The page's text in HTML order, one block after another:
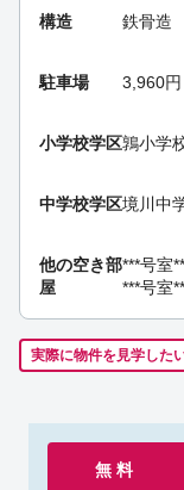
構造 鉄骨造
駐車場 3,960円
小学校学区鶉小学
中学校学区境川中
他の空き部
屋
***号室
***号室
実際に物件を見学した
無 料